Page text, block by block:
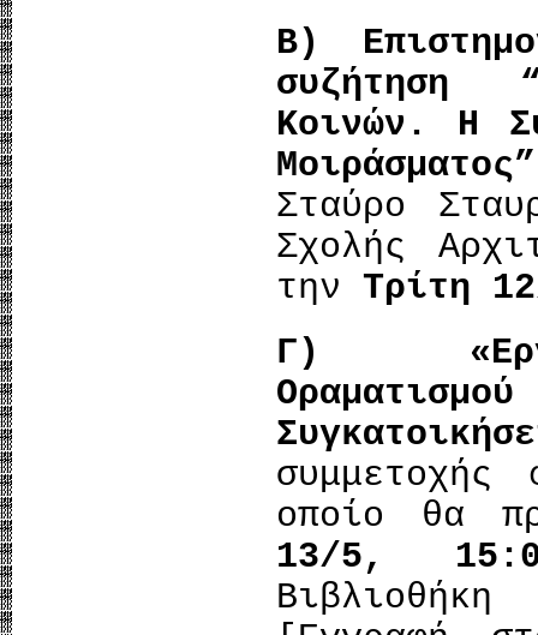
Β)
συζήτηση
Κοινών. Η
Μοιράσματος”
Σταύρο
Σχολής
την Τρίτη
Γ)
οποίο θα
13/5,